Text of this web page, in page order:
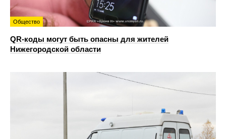
Общество
QR-коды могут быть опасны для жителей
Нижегородской области